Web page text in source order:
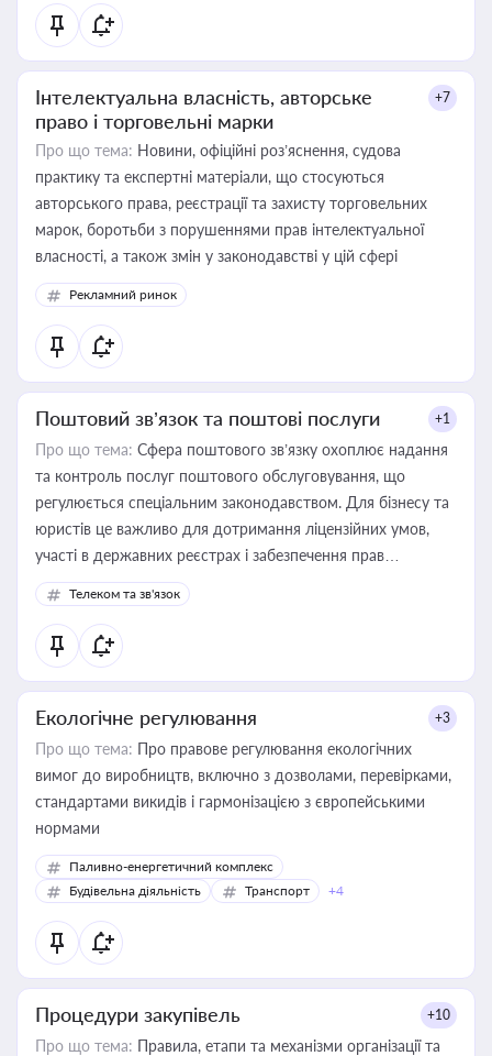
Інтелектуальна власність, авторське
право і торговельні марки
+7
Про що тема: Новини, офіційні роз’яснення, судова
практику та експертні матеріали, що стосуються
авторського права, реєстрації та захисту торговельних
марок, боротьби з порушеннями прав інтелектуальної
власності, а також змін у законодавстві у цій сфері
Рекламний ринок
Поштовий зв’язок та поштові послуги +1
Про що тема: Сфера поштового зв’язку охоплює надання
та контроль послуг поштового обслуговування, що
регулюється спеціальним законодавством. Для бізнесу та
юристів це важливо для дотримання ліцензійних умов,
участі в державних реєстрах і забезпечення прав
споживачів.
Телеком та зв'язок
Екологічне регулювання +3
Про що тема: Про правове регулювання екологічних
вимог до виробництв, включно з дозволами, перевірками,
стандартами викидів і гармонізацією з європейськими
нормами
Паливно-енергетичний комплекс
Будівельна діяльність
Транспорт +4
Процедури закупівель +10
Про що тема: Правила, етапи та механізми організації та